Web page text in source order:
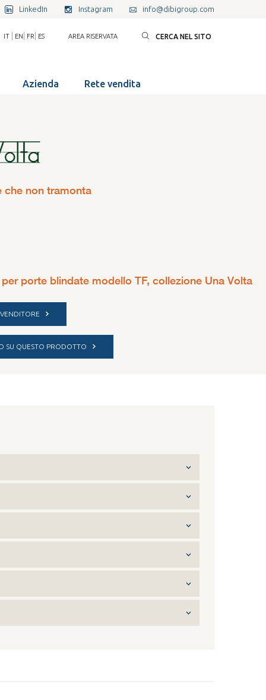
LinkedIn Instagram info@dibigroup.com
IT EN FR ES AREA RISERVATA CERCA NEL SITO
Azienda Rete vendita
che non tramonta
porte blindate modello TF, collezione Una Volta
SU QUESTO PRODOTTO